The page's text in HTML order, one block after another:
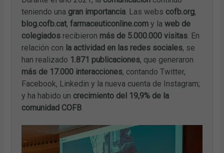
teniendo una gran importancia . Las webs cofb.org,
blog.cofb.cat,farmaceuticonline.com y laweb de
colegiados recibieron más de 5.000.000 visitas . En
relación con la actividad en las redes sociales, se
han realizado 1.871 publicaciones, que generaron
más de 17.000 interacciones, contando Twitter,
Facebook, Linkedin y la nueva cuenta de Instagram;
y ha habido un crecimiento del 19,9% de la
comunidad COFB